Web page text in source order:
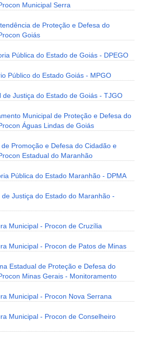
Municipal Serra
de Proteção e Defesa do
Goiás
Pública do Estado de Goiás - DPEGO
Público do Estado Goiás - MPGO
de Justiça do Estado de Goiás - TJGO
Municipal de Proteção e Defesa do
Águas Lindas de Goiás
de Promoção e Defesa do Cidadão e
Estadual do Maranhão
Pública do Estado Maranhão - DPMA
de Justiça do Estado do Maranhão -
Municipal - Procon de Cruzília
Municipal - Procon de Patos de Minas
Estadual de Proteção e Defesa do
Minas Gerais - Monitoramento
Municipal - Procon Nova Serrana
Municipal - Procon de Conselheiro